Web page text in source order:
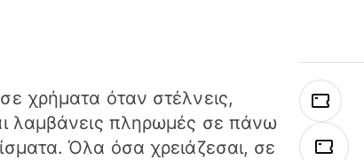
χρήματα όταν στέλνεις,
λαμβάνεις πληρωμές σε πάνω
Όλα όσα χρειάζεσαι, σε